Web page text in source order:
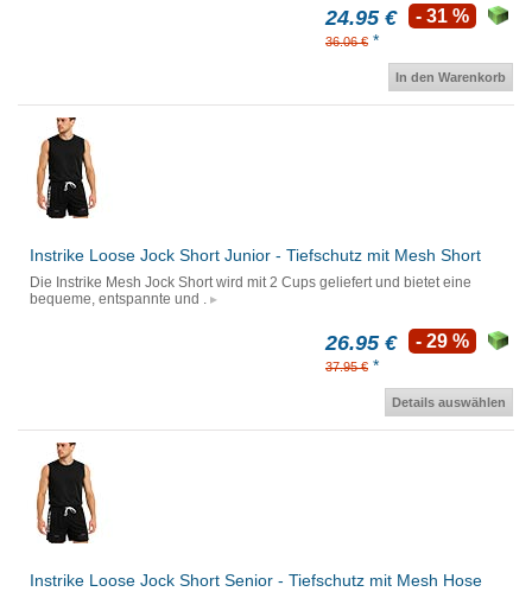
24.95 €
36.06 € *
- 31 %
In den Warenkorb
Instrike Loose Jock Short Junior - Tiefschutz mit Mesh Short
Die Instrike Mesh Jock Short wird mit 2 Cups geliefert und bietet eine
bequeme, entspannte und .
26.95 €
37.95 € *
- 29 %
Details auswählen
Instrike Loose Jock Short Senior - Tiefschutz mit Mesh Hose